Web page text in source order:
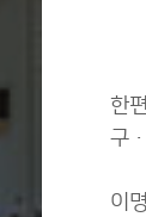
한
구·
이